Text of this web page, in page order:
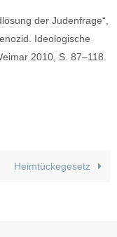
der Judenfrage“,
Ideologische
2010, S. 87–118.
Heimtückegesetz